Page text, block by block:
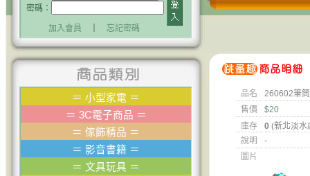
密碼：
加入會員 忘記密碼
＝ 小型家電 ＝
＝ 3C電子商品 ＝
＝ 傢飾精品 ＝
＝ 影音書籍 ＝
＝ 文具玩具 ＝
品名
260602筆
售價
$20
庫存
0 (新北淡水
說明
-
圖片